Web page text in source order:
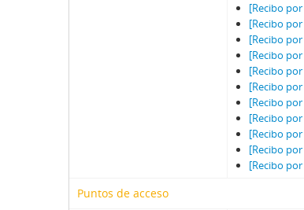
[Recibo
[Recibo
[Recibo
[Recibo
[Recibo
[Recibo
[Recibo
[Recibo
[Recibo
[Recibo
[Recibo
Puntos de acceso